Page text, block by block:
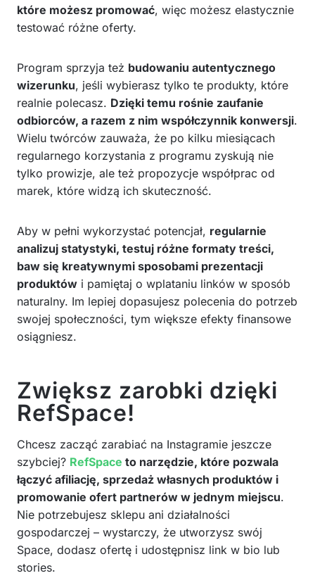
które możesz promować, więc możesz elastycznie
testować różne oferty.
Program sprzyja też budowaniu autentycznego
wizerunku, jeśli wybierasz tylko te produkty, które
realnie polecasz. Dzięki temu rośnie zaufanie
odbiorców, a razem z nim współczynnik konwersji.
Wielu twórców zauważa, że po kilku miesiącach
regularnego korzystania z programu zyskują nie
tylko prowizje, ale też propozycje współprac od
marek, które widzą ich skuteczność.
Aby w pełni wykorzystać potencjał, regularnie
analizuj statystyki, testuj różne formaty treści,
baw się kreatywnymi sposobami prezentacji
produktów i pamiętaj o wplataniu linków w sposób
naturalny. Im lepiej dopasujesz polecenia do potrzeb
swojej społeczności, tym większe efekty finansowe
osiągniesz.
Zwiększ zarobki dzięki
RefSpace!
Chcesz zacząć zarabiać na Instagramie jeszcze
szybciej? RefSpace to narzędzie, które pozwala
łączyć afiliację, sprzedaż własnych produktów i
promowanie ofert partnerów w jednym miejscu.
Nie potrzebujesz sklepu ani działalności
gospodarczej – wystarczy, że utworzysz swój
Space, dodasz ofertę i udostępnisz link w bio lub
stories.